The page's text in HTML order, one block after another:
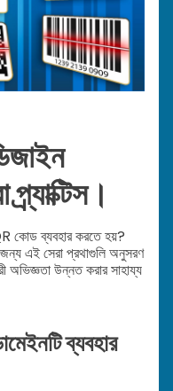
কোড ব্যবহার করতে হয়?
এই সেরা প্রথাগুলি অনুসরণ
অভিজ্ঞতা উন্নত করার সাহায্য
ব্যবহার